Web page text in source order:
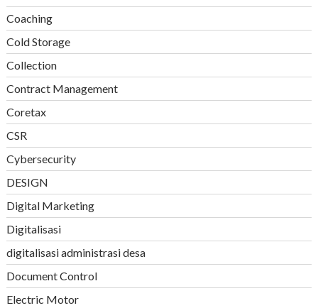
Coaching
Cold Storage
Collection
Contract Management
Coretax
CSR
Cybersecurity
DESIGN
Digital Marketing
Digitalisasi
digitalisasi administrasi desa
Document Control
Electric Motor